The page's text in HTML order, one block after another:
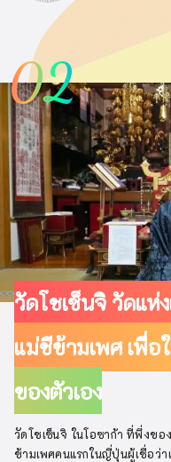
02
วัดโชเซ็นจิ วัดแ
แม่ชีข้ามเพศ เพื่อ
ของตัวเอง
วัดโชเซ็นจิ ในโอซาก้า ที่พึ่งข
ข้ามเพศคนแรกในญี่ปุ่นผู้เชื่อว่